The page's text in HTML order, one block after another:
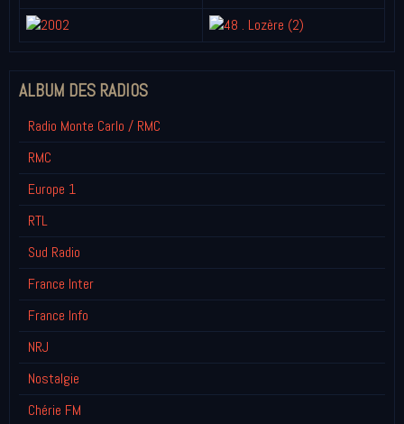
ALBUM DES RADIOS
Radio Monte Carlo / RMC
RMC
Europe 1
RTL
Sud Radio
France Inter
France Info
NRJ
Nostalgie
Chérie FM